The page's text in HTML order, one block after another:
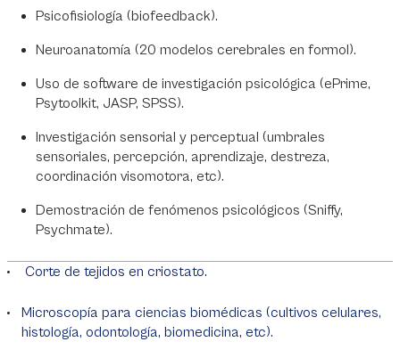
Psicofisiología (biofeedback).
Neuroanatomía (20 modelos cerebrales en formol).
Uso de software de investigación psicológica (ePrime,
Psytoolkit, JASP, SPSS).
Investigación sensorial y perceptual (umbrales
sensoriales, percepción, aprendizaje, destreza,
coordinación visomotora, etc).
Demostración de fenómenos psicológicos (Sniffy,
Psychmate).
Corte de tejidos en criostato.
Microscopía para ciencias biomédicas (cultivos celulares,
histología, odontología, biomedicina, etc).